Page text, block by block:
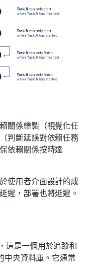
關係繪製（視覺化任
判斷延誤對依賴任務
依賴關係按時達
使用者介面設計的成
遲，部署也將延遲。
這是一個用於追蹤和
中央資料庫。它通常